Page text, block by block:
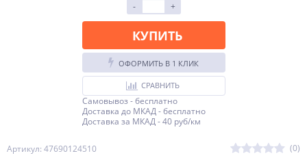
Артикул: 47690124510 (0)
-
+
КУПИТЬ
ОФОРМИТЬ В 1 КЛИК
СРАВНИТЬ
Самовывоз - бесплатно
Доставка до МКАД - бесплатно
Доставка за МКАД - 40 руб/км